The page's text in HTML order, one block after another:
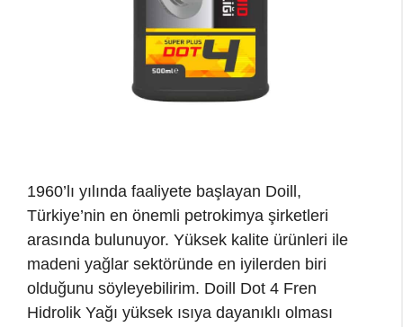
1960’lı yılında faaliyete başlayan Doill,
Türkiye’nin en önemli petrokimya şirketleri
arasında bulunuyor. Yüksek kalite ürünleri ile
madeni yağlar sektöründe en iyilerden biri
olduğunu söyleyebilirim. Doill Dot 4 Fren
Hidrolik Yağı yüksek ısıya dayanıklı olması